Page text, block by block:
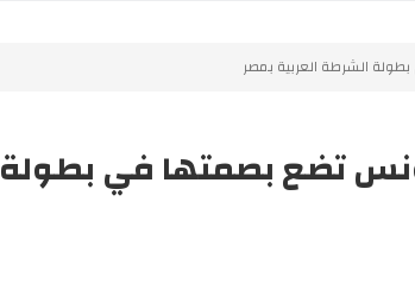
الشرطة العربية بمصر
تضع بصمتها في بطولة